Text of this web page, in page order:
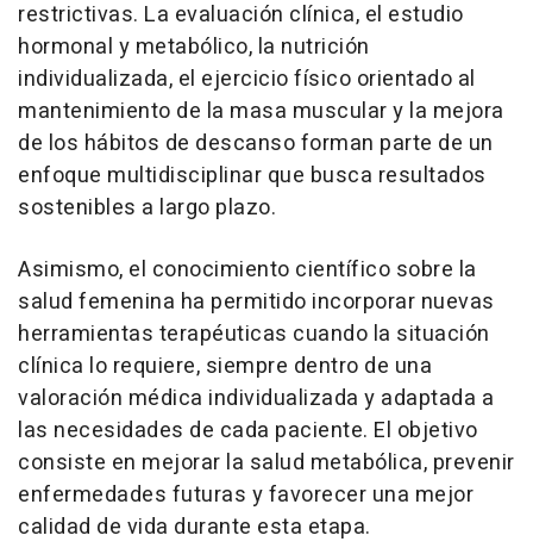
restrictivas. La evaluación clínica, el estudio
hormonal y metabólico, la nutrición
individualizada, el ejercicio físico orientado al
mantenimiento de la masa muscular y la mejora
de los hábitos de descanso forman parte de un
enfoque multidisciplinar que busca resultados
sostenibles a largo plazo.
Asimismo, el conocimiento científico sobre la
salud femenina ha permitido incorporar nuevas
herramientas terapéuticas cuando la situación
clínica lo requiere, siempre dentro de una
valoración médica individualizada y adaptada a
las necesidades de cada paciente. El objetivo
consiste en mejorar la salud metabólica, prevenir
enfermedades futuras y favorecer una mejor
calidad de vida durante esta etapa.